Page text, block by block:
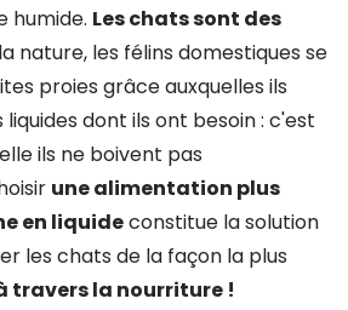
humide. Les chats sont des
nature, les félins domestiques se
proies grâce auxquelles ils
dont ils ont besoin : c'est
ils ne boivent pas
une alimentation plus
en liquideconstitue la solution
les chats de la façon la plus
travers la nourriture !